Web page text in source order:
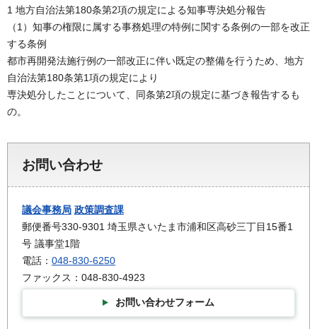
1 地方自治法第180条第2項の規定による知事専決処分報告
（1）知事の権限に属する事務処理の特例に関する条例の一部を改正
する条例
都市再開発法施行例の一部改正に伴い既定の整備を行うため、地方
自治法第180条第1項の規定により
専決処分したことについて、同条第2項の規定に基づき報告するも
の。
お問い合わせ
議会事務局 政策調査課
郵便番号330-9301 埼玉県さいたま市浦和区高砂三丁目15番1
号 議事堂1階
電話： 048-830-6250
ファックス：048-830-4923
お問い合わせフォーム